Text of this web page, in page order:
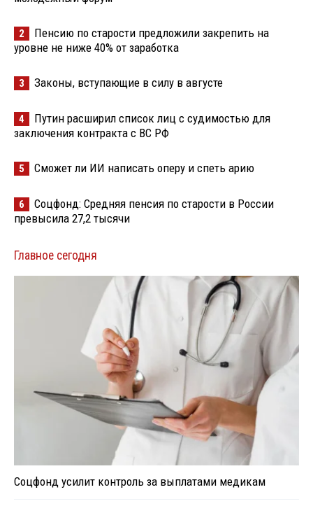
2
Пенсию по старости предложили закрепить на
уровне не ниже 40% от заработка
3 Законы, вступающие в силу в августе
4
Путин расширил список лиц с судимостью для
заключения контракта с ВС РФ
5 Сможет ли ИИ написать оперу и спеть арию
6
Соцфонд: Средняя пенсия по старости в России
превысила 27,2 тысячи
Главное сегодня
Соцфонд усилит контроль за выплатами медикам